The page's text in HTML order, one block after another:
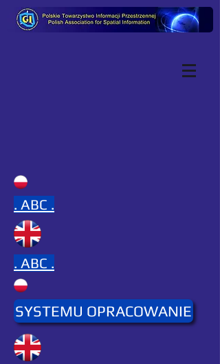
. ABC .
. ABC .
SYSTEMU OPRACOWANIE